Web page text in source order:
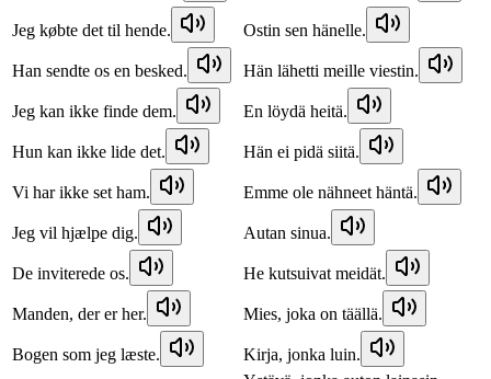
Jeg købte det til hende. Ostin sen hänelle.
Han sendte os en besked. Hän lähetti meille viestin.
Jeg kan ikke finde dem. En löydä heitä.
Hun kan ikke lide det. Hän ei pidä siitä.
Vi har ikke set ham. Emme ole nähneet häntä.
Jeg vil hjælpe dig. Autan sinua.
De inviterede os. He kutsuivat meidät.
Manden, der er her. Mies, joka on täällä.
Bogen som jeg læste. Kirja, jonka luin.